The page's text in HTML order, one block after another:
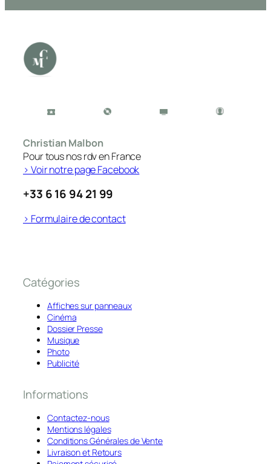
Christian Malbon
Pour tous nos rdv en France
> Voir notre page Facebook
+33 6 16 94 21 99
> Formulaire de contact
Catégories
Affiches sur panneaux
Cinéma
Dossier Presse
Musique
Photo
Publicité
Informations
Contactez-nous
Mentions légales
Conditions Générales de Vente
Livraison et Retours